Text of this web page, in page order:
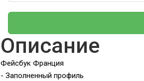
Описание
Фейсбук Франция
- Заполненный профиль